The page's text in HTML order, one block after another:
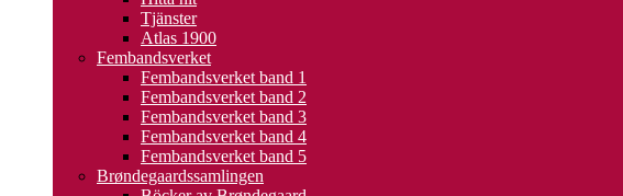
Tjänster
Atlas 1900
Fembandsverket
Fembandsverket band 1
Fembandsverket band 2
Fembandsverket band 3
Fembandsverket band 4
Fembandsverket band 5
Brøndegaardssamlingen